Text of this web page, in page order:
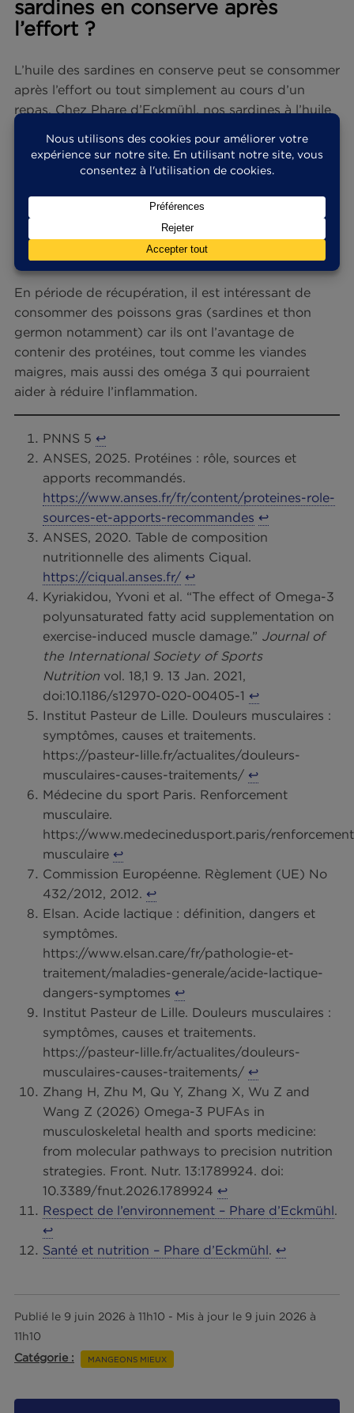
Il est intéressant de manger du poisson après sa
séance de musculation, notamment des sardines
en oméga 3. Mais il n’est pas nécessaire de
tout de suite après la séance, si vous ne
Quelle quantité de thon
consommer en grammes ?
Une portion de poisson et notamment de thon,
correspond à 100 à 150 grammes. A noter qu’il
recommandé de consommer deux portions de
poisson, dont un gras, par semaine.
Le thon en boîte est-il aussi
efficace que le poisson frais
la récupération ?
Le procédé de mise en conserve du poisson
de conserver ses qualités organoleptiques et
nutritionnelles12. Le thon en boîte est donc très
intéressant pour la récupération, au même titre
le thon frais.
Faut-il consommer l’huile des
sardines en conserve après
l’effort ?
L’huile des sardines en conserve peut se
après l’effort ou tout simplement au cours d’un
repas. Chez Phare d’Eckmühl, nos sardines à
d’olive par exemple permettent d’apporter des
oméga 3 grâce aux sardines, et des oméga 9
à l’huile d’olive !
Pourquoi privilégier les
gras plutôt que les viandes
maigres en récupération ?
En période de récupération, il est intéressant de
consommer des poissons gras (sardines et thon
germon notamment) car ils ont l’avantage de
contenir des protéines, tout comme les viandes
maigres, mais aussi des oméga 3 qui pourraient
aider à réduire l’inflammation.
PNNS 5↩︎
ANSES, 2025. Protéines : rôle, sources et
apports recommandés.
https://www.anses.fr/fr/content/proteines-
sources-et-apports-recommandes
ANSES, 2020. Table de composition
nutritionnelle des aliments Ciqual.
https://ciqual.anses.fr/
Kyriakidou, Yvoni et al. “The effect of
exercise-induced muscle damage.”Journal
the International Society of Sports
doi:10.1186/s12970-020-00405-1